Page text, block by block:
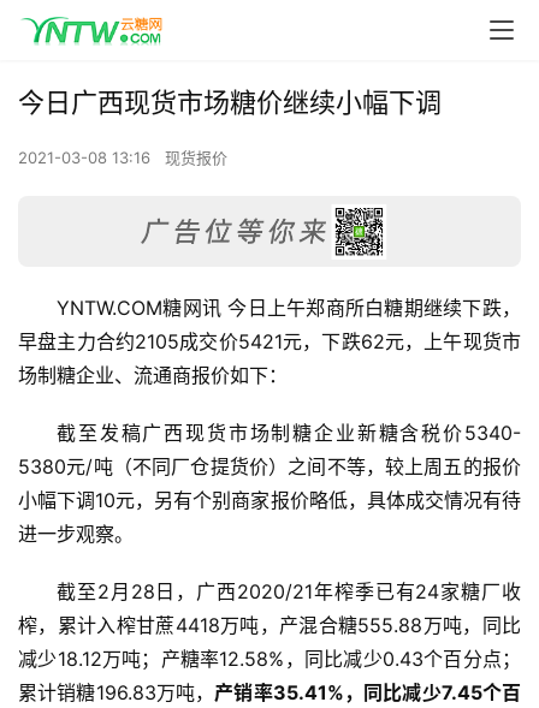
今日广西现货市场糖价继续小幅下调
2021-03-08 13:16 现货报价
YNTW.COM糖网讯 今日上午郑商所白糖期继续下跌，
早盘主力合约2105成交价5421元，下跌62元，上午现货市
场制糖企业、流通商报价如下：
截至发稿广西现货市场制糖企业新糖含税价5340-
5380元/吨（不同厂仓提货价）之间不等，较上周五的报价
小幅下调10元，另有个别商家报价略低，具体成交情况有待
进一步观察。
截至2月28日，广西2020/21年榨季已有24家糖厂收
榨，累计入榨甘蔗4418万吨，产混合糖555.88万吨，同比
减少18.12万吨；产糖率12.58%，同比减少0.43个百分点；
累计销糖196.83万吨， 产销率35.41%，同比减少7.45个百